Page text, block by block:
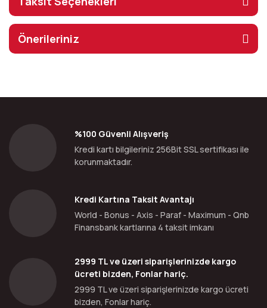
Önerileriniz
%100 Güvenli Alışveriş
Kredi kartı bilgileriniz 256Bit SSL sertifikası ile
korunmaktadır.
Kredi Kartına Taksit Avantajı
World - Bonus - Axis - Paraf - Maximum - Qnb
Finansbank kartlarına 4 taksit imkanı
2999 TL ve üzeri siparişlerinizde kargo
ücreti bizden, Fonlar hariç.
2999 TL ve üzeri siparişlerinizde kargo ücreti
bizden, Fonlar hariç.